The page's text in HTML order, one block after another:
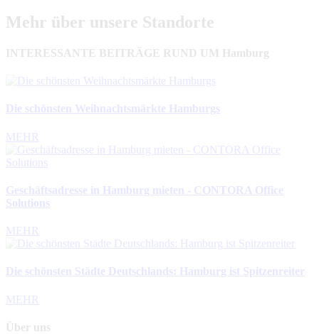
Mehr über unsere Standorte
INTERESSANTE BEITRÄGE RUND UM Hamburg
Die schönsten Weihnachtsmärkte Hamburgs
MEHR
Geschäftsadresse in Hamburg mieten - CONTORA Office
Solutions
MEHR
Die schönsten Städte Deutschlands: Hamburg ist Spitzenreiter
MEHR
Über uns